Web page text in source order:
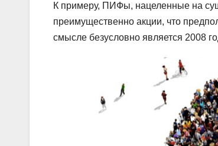
К примеру, ПИФы, нацеленные на
преимущественно акции, что
смысле безусловно является 2008